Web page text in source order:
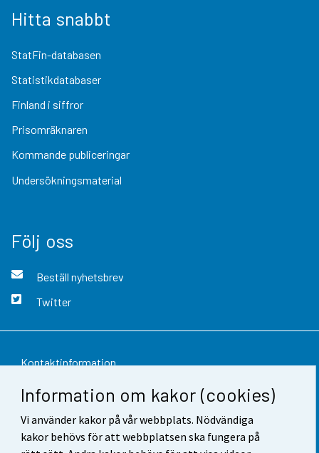
Information om kakor (cookies)
Vi använder kakor på vår webbplats. Nödvändiga
kakor behövs för att webbplatsen ska fungera på
Hitta snabbt
StatFin-databasen
Statistikdatabaser
Finland i siffror
Prisomräknaren
Kommande publiceringar
Undersökningsmaterial
Följ oss
Beställ nyhetsbrev
Twitter
Kontaktinformation
Respons
Användarvillkor
Dataskydd